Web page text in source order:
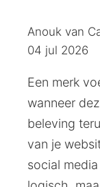
Posted
by:
Anouk van
04 jul 2026
Een merk
wanneer
beleving
van je
social